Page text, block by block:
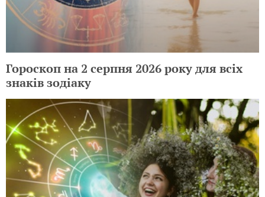
Гороскоп на 2 серпня 2026 року для всіх
знаків зодіаку